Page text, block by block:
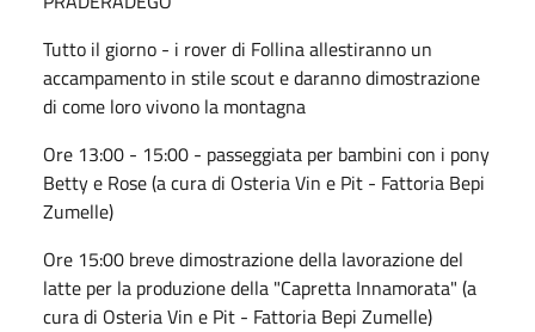
Tutto il giorno - i rover di Follina allestiranno un
accampamento in stile scout e daranno dimostrazione
di come loro vivono la montagna
Ore 13:00 - 15:00 - passeggiata per bambini con i pony
Betty e Rose (a cura di Osteria Vin e Pit - Fattoria Bepi
Zumelle)
Ore 15:00 breve dimostrazione della lavorazione del
latte per la produzione della "Capretta Innamorata" (a
cura di Osteria Vin e Pit - Fattoria Bepi Zumelle)